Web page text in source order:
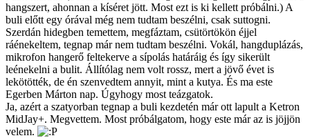
hangszert, ahonnan a kíséret jött. Most ezt is ki kellett próbálni.) A
buli előtt egy órával még nem tudtam beszélni, csak suttogni.
Szerdán hidegben temettem, megfáztam, csütörtökön éjjel
ráénekeltem, tegnap már nem tudtam beszélni. Vokál, hangduplázás,
mikrofon hangerő feltekerve a sípolás határáig és így sikerült
leénekelni a bulit. Állítólag nem volt rossz, mert a jövő évet is
lekötötték, de én szenvedtem annyit, mint a kutya. És ma este
Egerben Márton nap. Úgyhogy most teázgatok.
Ja, azért a szatyorban tegnap a buli kezdetén már ott lapult a Ketron
MidJay+. Megvettem. Most próbálgatom, hogy este már az is jöjjön
velem.